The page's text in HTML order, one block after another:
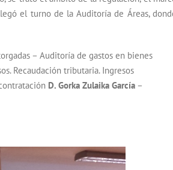
el turno de la Auditoría de Áreas,
– Auditoría de gastos en bienes
Recaudación tributaria. Ingresos
D. Gorka Zulaika García–